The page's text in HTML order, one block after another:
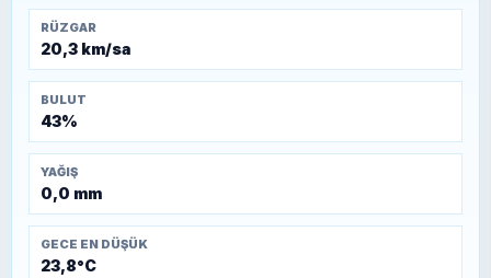
RÜZGAR
20,3 km/sa
BULUT
43%
YAĞIŞ
0,0 mm
GECE EN DÜŞÜK
23,8°C